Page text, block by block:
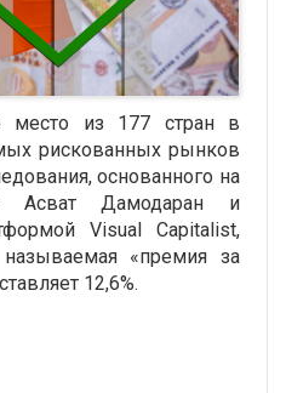
место из 177 стран в
рискованных рынков
основанного на
Асват Дамодаран и
Visual Capitalist,
«премия за
12,6%.